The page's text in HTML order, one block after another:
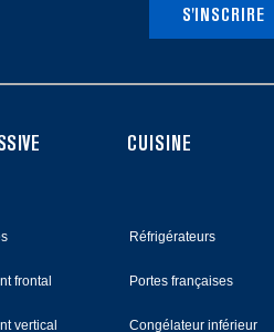
S'INSCRIRE
frontal
vertical
CUISINE
Réfrigérateurs
Portes françaises
Congélateur inférieur